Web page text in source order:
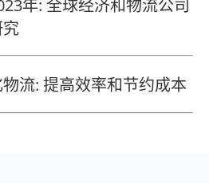
年: 全球经济和物流公司
流: 提高效率和节约成本